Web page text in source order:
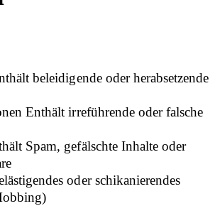
beleidigende oder herabsetzende
Enthält irreführende oder falsche
Spam, gefälschte Inhalte oder
oder schikanierendes